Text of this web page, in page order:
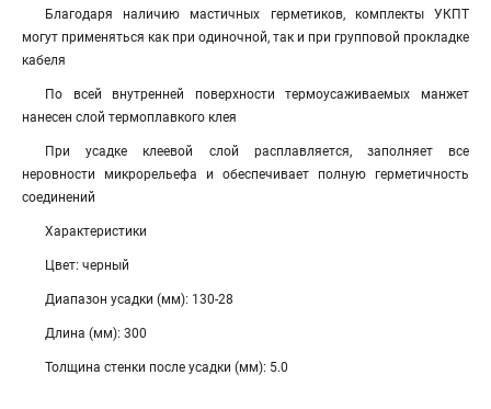
Благодаря наличию мастичных герметиков, комплекты УКПТ
могут применяться как при одиночной, так и при групповой прокладке
кабеля
По всей внутренней поверхности термоусаживаемых манжет
нанесен слой термоплавкого клея
При усадке клеевой слой расплавляется, заполняет все
неровности микрорельефа и обеспечивает полную герметичность
соединений
Характеристики
Цвет: черный
Диапазон усадки (мм): 130-28
Длина (мм): 300
Толщина стенки после усадки (мм): 5.0